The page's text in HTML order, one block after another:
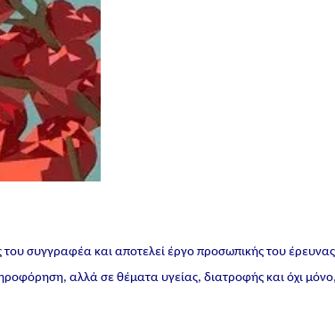
του συγγραφέα και αποτελεί έργο προσωπικής του έρευνας
αλλά σε θέματα υγείας, διατροφής και όχι